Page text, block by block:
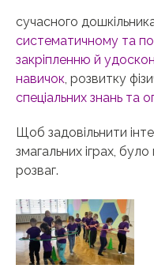
сучасного
систематичному та
закріпленню й
навичок , розвитку
спеціальних знань та
Щоб задовільнити
змагальних іграх,
розваг.